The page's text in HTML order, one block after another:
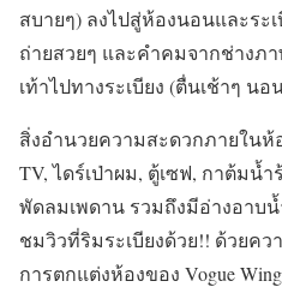
สบายๆ) ลงไปสู่ห้องนอนและระ
ถ่ายสวยๆ และคำคมจากช่างภ
เท้าไปทางระเบียง (ตื่นเช้าๆ น
สิ่งอำนวยความสะดวกภายใน
TV, ไดร์เป่าผม, ตู้เซฟ, กาต้มน้
พัดลมเพดาน รวมถึงมีอ่างอาบ
ชมวิวที่ริมระเบียงด้วย!! ด้วยคว
การตกแต่งห้องของ Vogue